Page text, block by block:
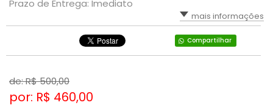
Prazo de Entrega: Imediato
mais informações
Compartilhar
de: R$500,00
por: R$ 460,00